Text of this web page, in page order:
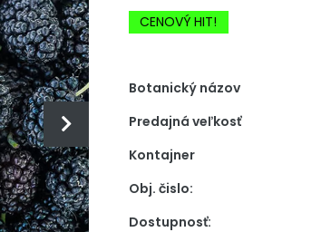
CENOVÝ HIT!
Botanický názov
Predajná veľkosť
Kontajner
Obj. čislo:
Dostupnosť: